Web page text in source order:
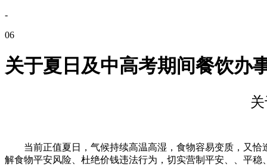
-
06
关于夏日及中高考期间餐饮办
当前正值夏日，气候持续高温高湿，食物容易变质，又恰
解食物平安风险、杜绝价钱违法行为，切实营制平安、、平